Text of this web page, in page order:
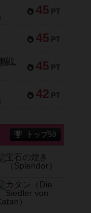
45 PT
45 PT
45 PT
Bitter End ブタペスト救出作戦
42 PT
トップ50